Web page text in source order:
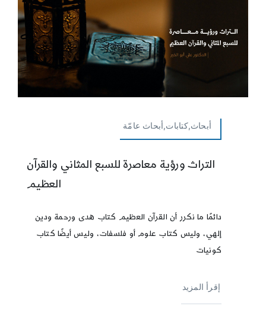
أبحاث,كتابات,أبحاث عامّة
التراث ورؤية معاصرة للسبع المثاني والقرآن
العظيم
دائمًا ما نكرر أن القرآن العظيم كتاب هدى ورحمة ودين
إلهي، وليس كتاب علوم أو فلسفات، وليس أيضًا كتاب
كونيات
إقرأ المزيد